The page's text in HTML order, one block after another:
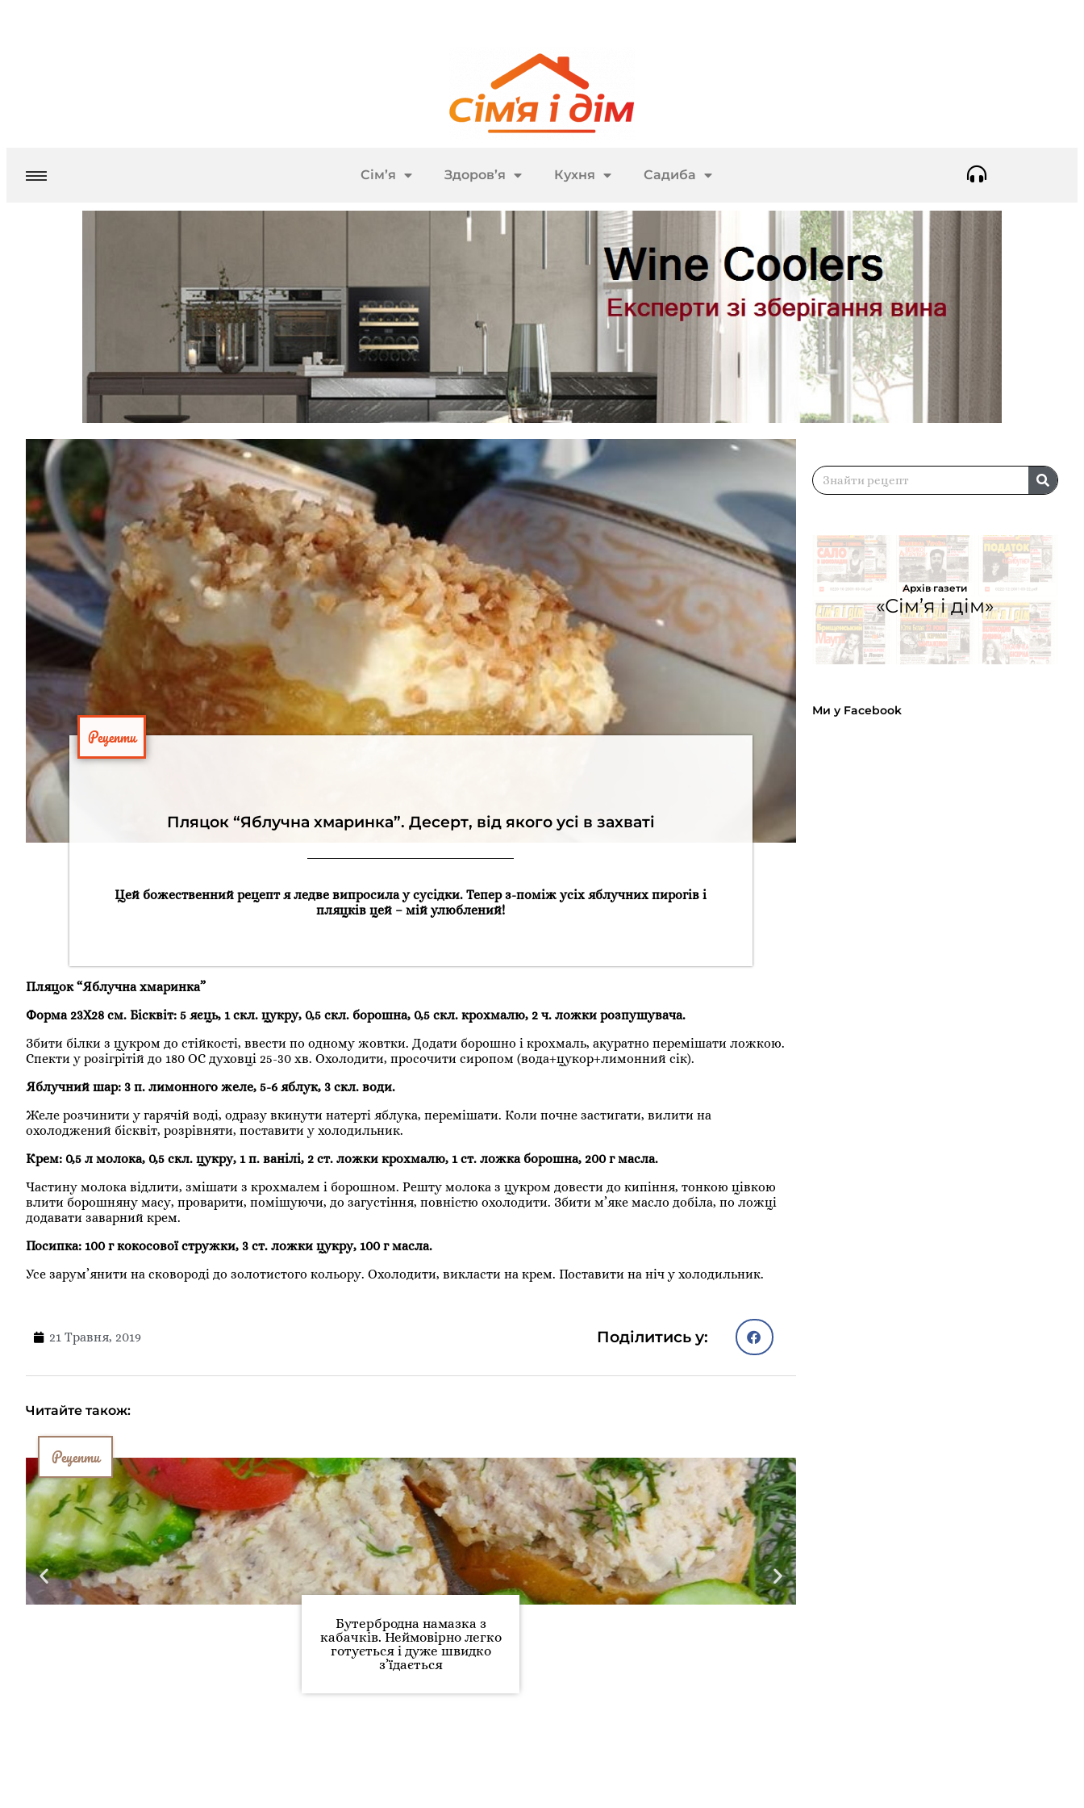
Сім’я Здоров’я Кухня Садиба
Рецепти
Пляцок “Яблучна хмаринка”. Десерт, від якого усі в захваті
Цей божественний рецепт я ледве випросила у сусідки. Тепер з-поміж усіх яблучних пирогів і
пляцків цей – мій улюблений!
Пляцок “Яблучна хмаринка”
Форма 23Х28 см. Бісквіт: 5 яєць, 1 скл. цукру, 0,5 скл. борошна, 0,5 скл. крохмалю, 2 ч. ложки розпушувача.
Збити білки з цукром до стійкості, ввести по одному жовтки. Додати борошно і крохмаль, акуратно перемішати ложкою.
Спекти у розігрітій до 180 ОС духовці 25-30 хв. Охолодити, просочити сиропом (вода+цукор+лимонний сік).
Яблучний шар: 3 п. лимонного желе, 5-6 яблук, 3 скл. води.
Желе розчинити у гарячій воді, одразу вкинути натерті яблука, перемішати. Коли почне застигати, вилити на
охолоджений бісквіт, розрівняти, поставити у холодильник.
Крем: 0,5 л молока, 0,5 скл. цукру, 1 п. ванілі, 2 ст. ложки крохмалю, 1 ст. ложка борошна, 200 г масла.
Частину молока відлити, змішати з крохмалем і борошном. Решту молока з цукром довести до кипіння, тонкою цівкою
влити борошняну масу, проварити, помішуючи, до загустіння, повністю охолодити. Збити м’яке масло добіла, по ложці
додавати заварний крем.
Посипка: 100 г кокосової стружки, 3 ст. ложки цукру, 100 г масла.
Усе зарум’янити на сковороді до золотистого кольору. Охолодити, викласти на крем. Поставити на ніч у холодильник.
21 Травня, 2019 Поділитись у:
Читайте також:
Рецепти
Бутербродна намазка з
кабачків. Неймовірно легко
готується і дуже швидко
з’їдається
Архів газети
«Сім’я і дім»
Ми у Facebook